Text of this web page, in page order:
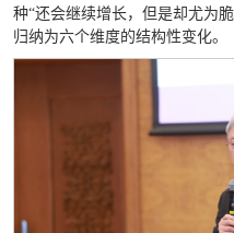
种“还会继续增长，但是却尤为
归纳为六个维度的结构性变化。